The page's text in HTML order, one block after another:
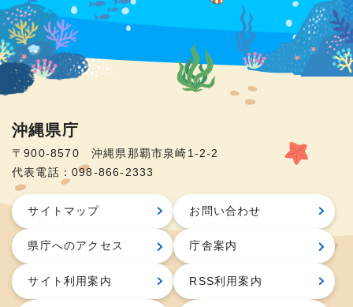
沖縄県庁
〒900-8570 沖縄県那覇市泉崎1-2-2
代表電話：098-866-2333
サイトマップ お問い合わせ
県庁へのアクセス 庁舎案内
サイト利用案内 RSS利用案内